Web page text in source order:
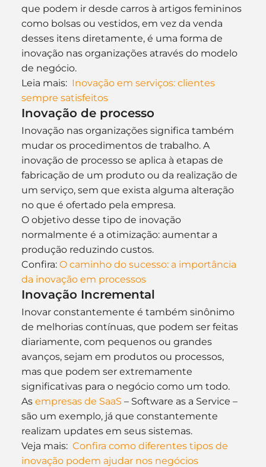
que podem ir desde carros à artigos femininos
como bolsas ou vestidos, em vez da venda
desses itens diretamente, é uma forma de
inovação nas organizações através do modelo
de negócio.
Leia mais: Inovação em serviços: clientes
sempre satisfeitos
Inovação de processo
Inovação nas organizações significa também
mudar os procedimentos de trabalho. A
inovação de processo se aplica à etapas de
fabricação de um produto ou da realização de
um serviço, sem que exista alguma alteração
no que é ofertado pela empresa.
O objetivo desse tipo de inovação
normalmente é a otimização: aumentar a
produção reduzindo custos.
Confira: O caminho do sucesso: a importância
da inovação em processos
Inovação Incremental
Inovar constantemente é também sinônimo
de melhorias contínuas, que podem ser feitas
diariamente, com pequenos ou grandes
avanços, sejam em produtos ou processos,
mas que podem ser extremamente
significativas para o negócio como um todo.
As empresas de SaaS – Software as a Service –
são um exemplo, já que constantemente
realizam updates em seus sistemas.
Veja mais: Confira como diferentes tipos de
inovação podem ajudar nos negócios